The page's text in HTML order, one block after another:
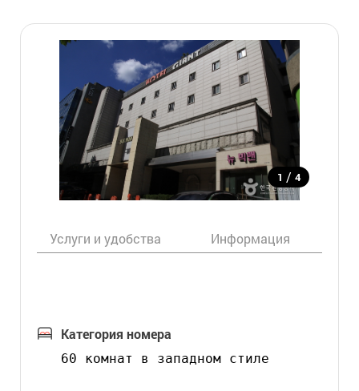
1 / 4
Услуги и удобства Информация
Категория номера
60 комнат в западном стиле